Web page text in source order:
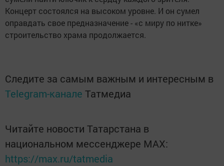
Концерт состоялся на высоком уровне. И он сумел
оправдать свое предназначение - «с миру по нитке»
строительство храма продолжается.
Следите за самым важным и интересным в
Telegram-канале Татмедиа
Читайте новости Татарстана в
национальном мессенджере MАХ:
https://max.ru/tatmedia